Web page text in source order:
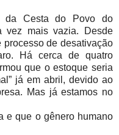
da Cesta do Povo do
vez mais vazia. Desde
de desativação
Há cerca de quatro
que o estoque seria
já em abril, devido ao
Mas já estamos no
e que o gênero humano